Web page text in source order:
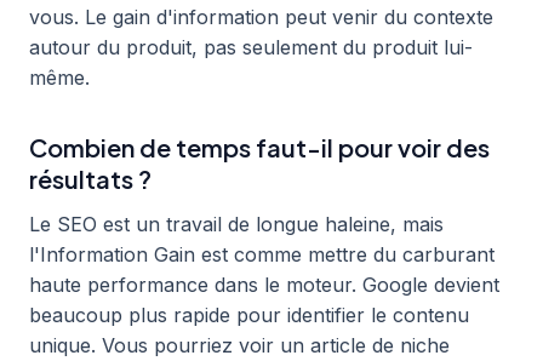
vous. Le gain d'information peut venir du contexte
autour du produit, pas seulement du produit lui-
même.
Combien de temps faut-il pour voir des
résultats ?
Le SEO est un travail de longue haleine, mais
l'Information Gain est comme mettre du carburant
haute performance dans le moteur. Google devient
beaucoup plus rapide pour identifier le contenu
unique. Vous pourriez voir un article de niche